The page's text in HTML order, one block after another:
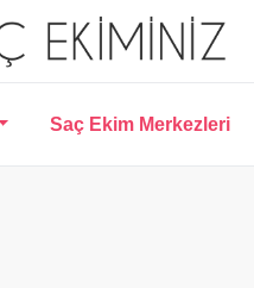
Saç Ekim Merkezleri